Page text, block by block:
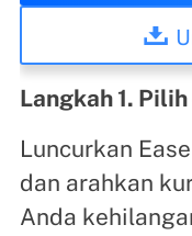
Langkah 1.
Luncurkan
dan arahkan
Anda